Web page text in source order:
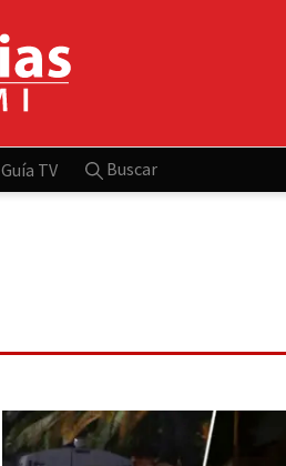
Guía TV Buscar